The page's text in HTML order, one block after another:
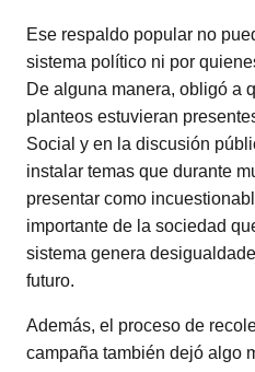
Ese respaldo popular no
sistema político ni por
De alguna manera, obligó a
planteos estuvieran
Social y en la discusión
instalar temas que durante
presentar como
importante de la sociedad
sistema genera
futuro.
Además, el proceso de
campaña también dejó algo